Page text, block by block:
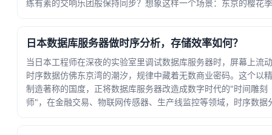
练有素的交响乐团般保持同步？想象这样一个场景：东京的樱花
日本数据库服务器做时序分析，存储效率如何？
当日本工程师在深夜的实验室里调试数据库服务器时，屏幕上流
时序数据仿佛东京湾的潮汐，规律中藏着无数商业密码。这个以
制造著称的国度，正将数据库服务器改造成数字时代的"时间雕刻
师"，在金融交易、物联网传感器、生产线监控等领域，时序数据